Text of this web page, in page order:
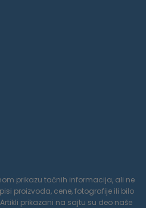
prikazu tačnih informacija, ali ne
proizvoda, cene, fotografije ili bilo
prikazani na sajtu su deo naše